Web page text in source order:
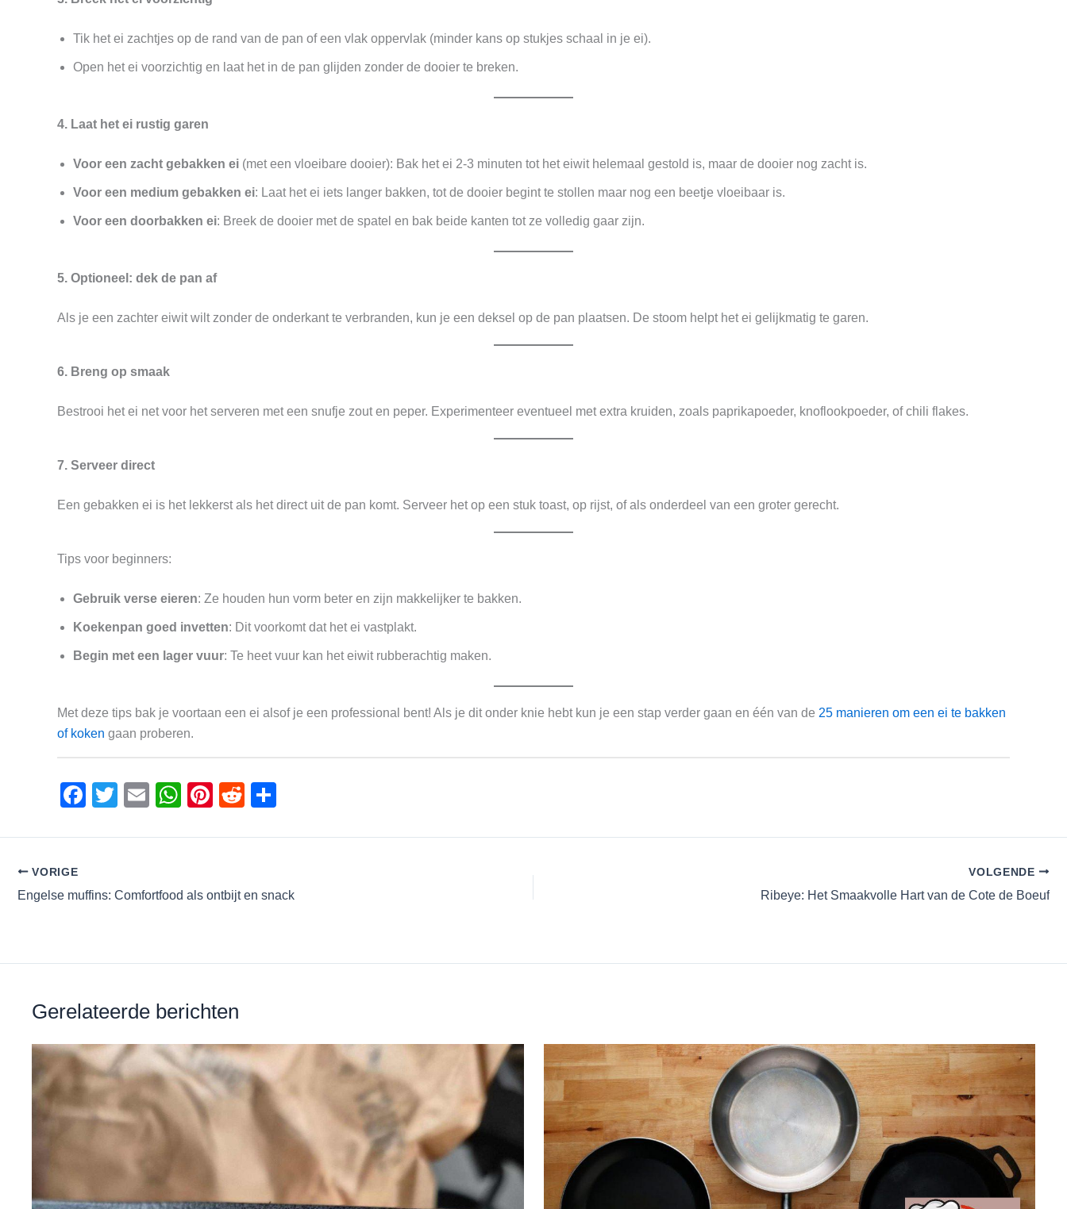
Tik het ei zachtjes op de rand van de pan of een vlak oppervlak (minder kans op stukjes schaal in je ei).
Open het ei voorzichtig en laat het in de pan glijden zonder de dooier te breken.
4. Laat het ei rustig garen
Voor een zacht gebakken ei (met een vloeibare dooier): Bak het ei 2-3 minuten tot het eiwit helemaal gestold is, maar de dooier nog zacht is.
Voor een medium gebakken ei: Laat het ei iets langer bakken, tot de dooier begint te stollen maar nog een beetje vloeibaar is.
Voor een doorbakken ei: Breek de dooier met de spatel en bak beide kanten tot ze volledig gaar zijn.
5. Optioneel: dek de pan af
Als je een zachter eiwit wilt zonder de onderkant te verbranden, kun je een deksel op de pan plaatsen. De stoom helpt het ei gelijkmatig te garen.
6. Breng op smaak
Bestrooi het ei net voor het serveren met een snufje zout en peper. Experimenteer eventueel met extra kruiden, zoals paprikapoeder, knoflookpoeder, of chili flakes.
7. Serveer direct
Een gebakken ei is het lekkerst als het direct uit de pan komt. Serveer het op een stuk toast, op rijst, of als onderdeel van een groter gerecht.
Tips voor beginners:
Gebruik verse eieren: Ze houden hun vorm beter en zijn makkelijker te bakken.
Koekenpan goed invetten: Dit voorkomt dat het ei vastplakt.
Begin met een lager vuur: Te heet vuur kan het eiwit rubberachtig maken.
Met deze tips bak je voortaan een ei alsof je een professional bent! Als je dit onder knie hebt kun je een stap verder gaan en één van de 25 manieren om een ei te bakken
of koken gaan proberen.
F
c
b
k
T
tt
E
ail
W
at
A
Pi
er
st
R
d
t
e
VORIGE
Engelse muffins: Comfortfood als ontbijt en snack
VOLGENDE
Ribeye: Het Smaakvolle Hart van de Cote de Boeuf
Gerelateerde berichten